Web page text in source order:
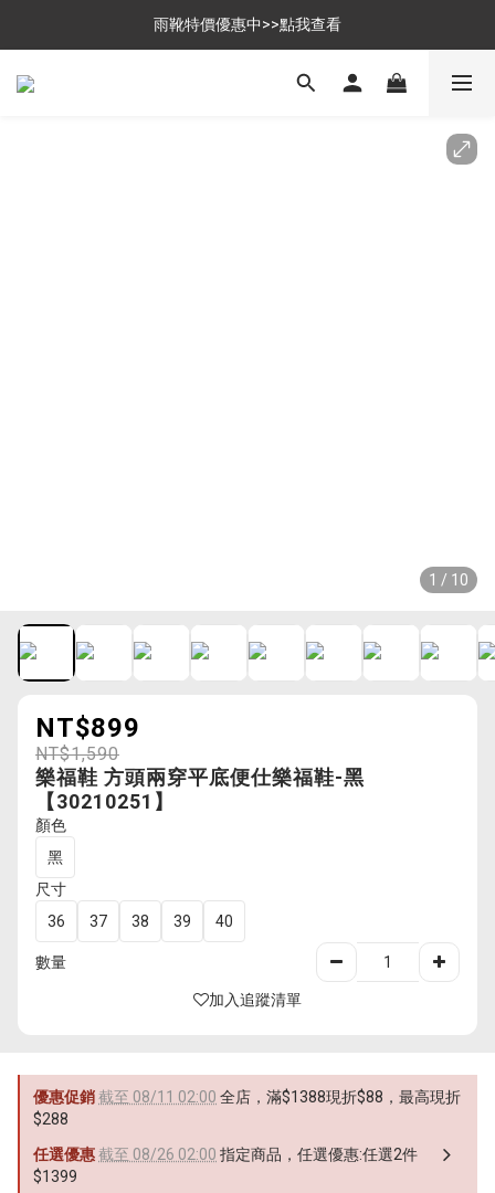
$699免運，優惠品點數5倍送
雨靴特價優惠中>>點我查看
$699免運，優惠品點數5倍送
1 / 10
NT$899
NT$1,590
樂福鞋 方頭兩穿平底便仕樂福鞋-黑
【30210251】
顏色
黑
尺寸
36
37 38 39 40
數量
加入追蹤清單
優惠促銷截至 08/11 02:00 全店，滿$1388現折$88，最高現折
$288
任選優惠截至 08/26 02:00 指定商品，任選優惠:任選2件
$1399